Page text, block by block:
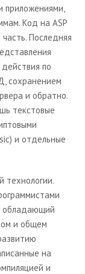
приложениями,
Код на ASP
Последняя
по
сохранением
и обратно.
текстовые
) и отдельные
обладающий
и общем
на
и